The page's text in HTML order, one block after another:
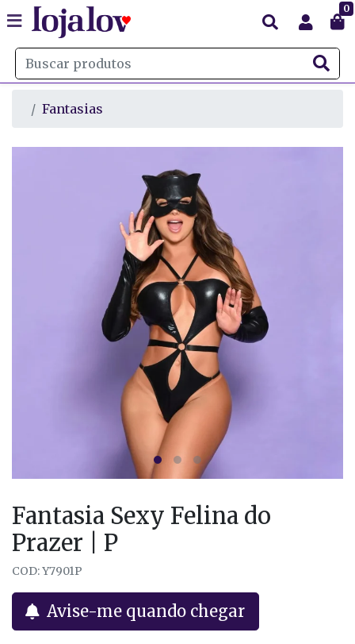
0
Fantasias
Fantasia Sexy Felina do
Prazer | P
COD: Y7901P
Avise-me quando chegar